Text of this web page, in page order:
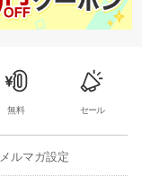
無料 セール
メルマガ設定